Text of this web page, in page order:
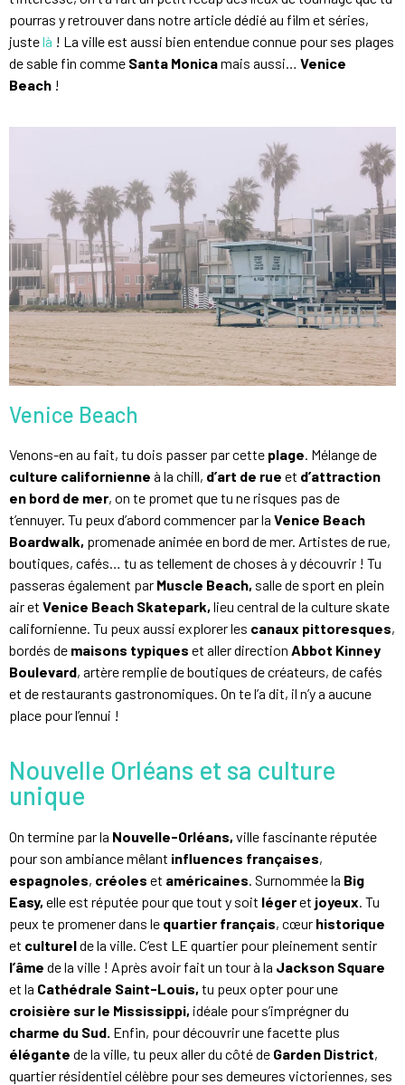
pourras y retrouver dans notre article dédié au film et séries,
justelà ! La ville est aussi bien entendue connue pour ses plages
de sable fin comme Santa Monicamais aussi… Venice
Beach !
Venice Beach
Venons-en au fait, tu dois passer par cette plage . Mélange de
culture californienne à la chill, d’art de rue et d’attraction
en bord de mer, on te promet que tu ne risques pas de
t’ennuyer. Tu peux d’abord commencer par la Venice Beach
Boardwalk, promenade animée en bord de mer. Artistes de rue,
boutiques, cafés… tu as tellement de choses à y découvrir ! Tu
passeras également par Muscle Beach, salle de sport en plein
air et Venice Beach Skatepark, lieu central de la culture skate
californienne. Tu peux aussi explorer les canaux pittoresques,
bordés de maisons typiques et aller direction Abbot Kinney
Boulevard, artère remplie de boutiques de créateurs, de cafés
et de restaurants gastronomiques. On te l’a dit, il n’y a aucune
place pour l’ennui !
Nouvelle Orléans et sa culture
unique
On termine par la Nouvelle-Orléans, ville fascinante réputée
pour son ambiance mêlant influences françaises,
espagnoles, créoles et américaines. Surnommée la Big
Easy, elle est réputée pour que tout y soit légeret joyeux. Tu
peux te promener dans le quartier français, cœur historique
et culturelde la ville. C’est LE quartier pour pleinement sentir
l’âme de la ville ! Après avoir fait un tour à la Jackson Square
et la Cathédrale Saint-Louis, tu peux opter pour une
croisière sur le Mississippi, idéale pour s’imprégner du
charme du Sud. Enfin, pour découvrir une facette plus
élégante de la ville, tu peux aller du côté de Garden District,
quartier résidentiel célèbre pour ses demeures victoriennes, ses